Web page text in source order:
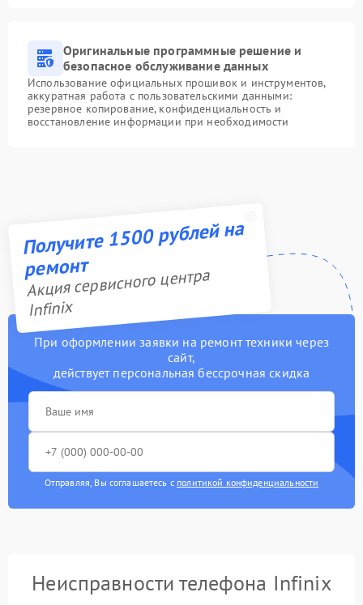
Оригинальные программные решение и
безопасное обслуживание данных
Использование официальных прошивок и инструментов,
аккуратная работа с пользовательскими данными:
резервное копирование, конфиденциальность и
восстановление информации при необходимости
Получите 1500 рублей на
ремонт
Акция сервисного центра
Infinix
При оформлении заявки на ремонт техники через
сайт,
действует персональная бессрочная скидка
Отправляя, Вы соглашаетесь с политикой конфиденциальности
Неисправности телефона Infinix